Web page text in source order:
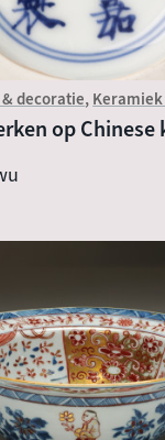
decoratie
op Chinese